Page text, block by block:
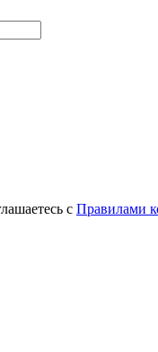
с Правилами